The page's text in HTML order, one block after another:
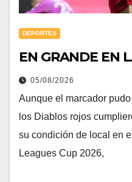
DEPORTES
EN GRANDE EN
05/08/2026
Aunque el marcador
los Diablos rojos
su condición de local en
Leagues Cup 2026,